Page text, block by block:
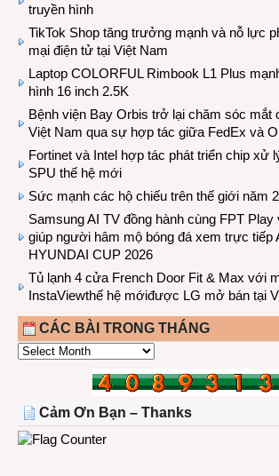
truyền hình
TikTok Shop tăng trưởng mạnh và nỗ lực
mại điện tử tại Việt Nam
Laptop COLORFUL Rimbook L1 Plus
hình 16 inch 2.5K
Bệnh viện Bay Orbis trở lại chăm sóc mắt
Việt Nam qua sự hợp tác giữa FedEx và
Fortinet và Intel hợp tác phát triển chip xử
SPU thế hệ mới
Sức mạnh các hộ chiếu trên thế giới năm
Samsung AI TV đồng hành cùng FPT
giúp người hâm mộ bóng đá xem trực tiếp
HYUNDAI CUP 2026
Tủ lạnh 4 cửa French Door Fit & Max với
InstaViewthế hệ mớiđược LG mở bán tại
CÁC BÀI TRONG THÁNG
CÁC
THÁNG
Cảm Ơn Bạn – Thanks